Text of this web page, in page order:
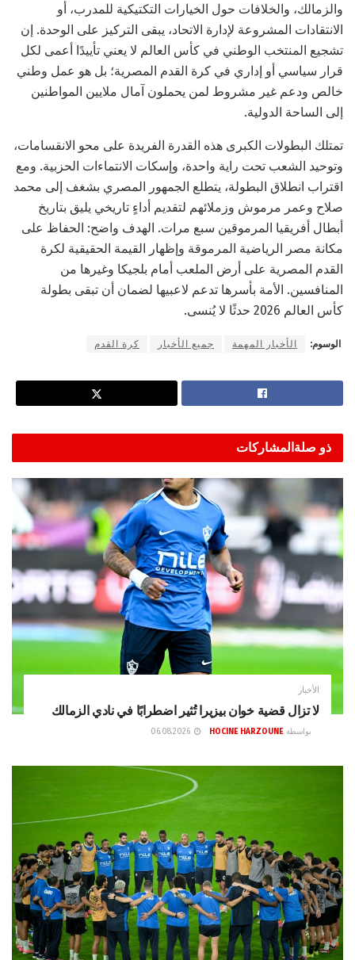
والزمالك، والخلافات حول الخيارات التكتيكية للمدرب، أو
الانتقادات المشروعة لإدارة الاتحاد، يبقى التركيز على الوحدة. إن
تشجيع المنتخب الوطني في كأس العالم لا يعني تأييدًا أعمى لكل
قرار سياسي أو إداري في كرة القدم المصرية؛ بل هو عمل وطني
خالص ودعم غير مشروط لمن يحملون آمال ملايين المواطنين
إلى الساحة الدولية.
تمتلك البطولات الكبرى هذه القدرة الفريدة على محو الانقسامات،
وتوحيد الشعب تحت راية واحدة، وإسكات الانتماءات الحزبية. ومع
اقتراب انطلاق البطولة، يتطلع الجمهور المصري بشغف إلى محمد
صلاح وعمر مرموش وزملائهم لتقديم أداءٍ تاريخي يليق بتاريخ
أبطال أفريقيا المرموقين سبع مرات. الهدف واضح: الحفاظ على
مكانة مصر الرياضية المرموقة وإظهار القيمة الحقيقية لكرة
القدم المصرية على أرض الملعب أمام بلجيكا وغيرها من
المنافسين. الأمة بأسرها تدعم لاعبيها لضمان أن تبقى بطولة
كأس العالم 2026 حدثًا لا يُنسى.
الوسوم: الأخبار المهمة جميع الأخبار كرة القدم
ذو صلةالمشاركات
الأخبار
لا تزال قضية خوان بيزيرا تُثير اضطرابًا في نادي الزمالك
بواسطة HOCINE HARZOUNE